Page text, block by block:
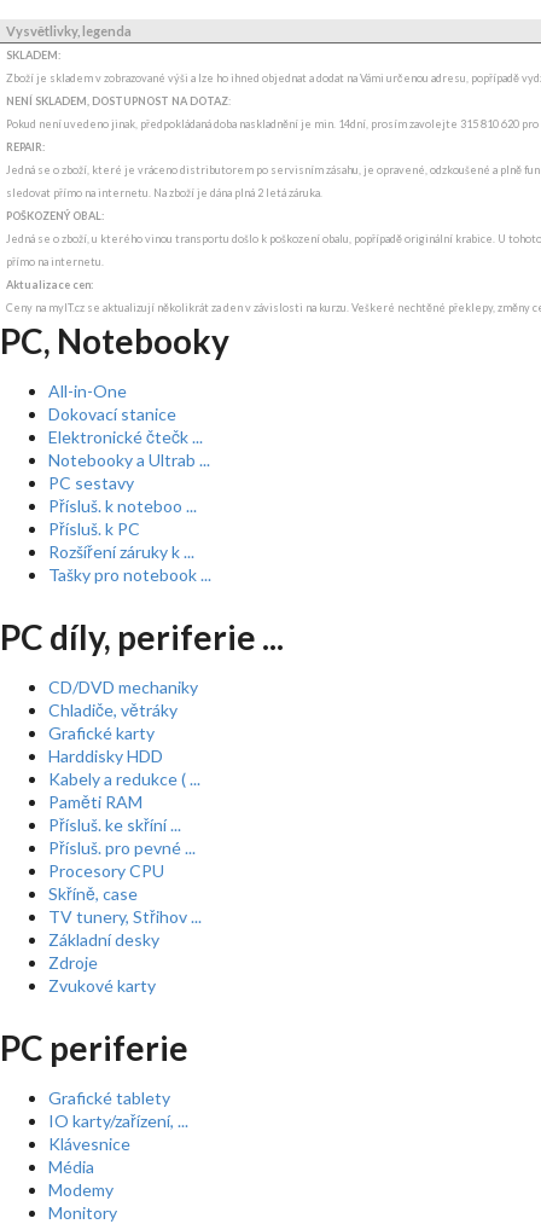
Vysvětlivky, legenda
SKLADEM:
Zboží je skladem v zobrazované výši a lze ho ihned objednat a dodat na Vámi určenou adresu, popřípadě
NENÍ SKLADEM, DOSTUPNOST NA DOTAZ:
Pokud není uvedeno jinak, předpokládaná doba naskladnění je min. 14dní, prosím zavolejte 315 810 620
REPAIR:
Jedná se o zboží, které je vráceno distributorem po servisním zásahu, je opravené, odzkoušené a plně
sledovat přímo na internetu. Na zboží je dána plná 2 letá záruka.
POŠKOZENÝ OBAL:
Jedná se o zboží, u kterého vinou transportu došlo k poškození obalu, popřípadě originální krabice. U
přímo na internetu.
Aktualizace cen:
Ceny na myIT.cz se aktualizují několikrát za den v závislosti na kurzu. Veškeré nechtěné překlepy, změny
PC, Notebooky
All-in-One
Dokovací stanice
Elektronické čtečk ...
Notebooky a Ultrab ...
PC sestavy
Přísluš. k noteboo ...
Přísluš. k PC
Rozšíření záruky k ...
Tašky pro notebook ...
PC díly, periferie ...
CD/DVD mechaniky
Chladiče, větráky
Grafické karty
Harddisky HDD
Kabely a redukce ( ...
Paměti RAM
Přísluš. ke skříní ...
Přísluš. pro pevné ...
Procesory CPU
Skříně, case
TV tunery, Střihov ...
Základní desky
Zdroje
Zvukové karty
PC periferie
Grafické tablety
IO karty/zařízení, ...
Klávesnice
Média
Modemy
Monitory